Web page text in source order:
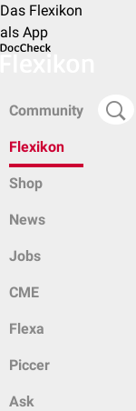
Das Flexikon
als App
Community
Flexikon
Shop
News
Jobs
CME
Flexa
Piccer
Ask